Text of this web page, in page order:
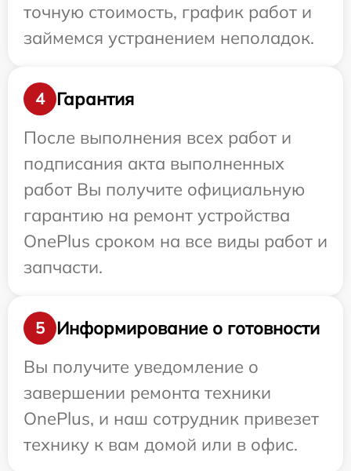
точную стоимость, график работ и
займемся устранением неполадок.
4
Гарантия
После выполнения всех работ и
подписания акта выполненных
работ Вы получите официальную
гарантию на ремонт устройства
OnePlus сроком на все виды работ и
запчасти.
5
Информирование о готовности
Вы получите уведомление о
завершении ремонта техники
OnePlus, и наш сотрудник привезет
технику к вам домой или в офис.